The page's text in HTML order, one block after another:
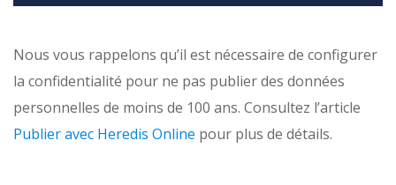
Nous vous rappelons qu’il est nécessaire de configurer
la confidentialité pour ne pas publier des données
personnelles de moins de 100 ans. Consultez l’article
Publier avec Heredis Online pour plus de détails.